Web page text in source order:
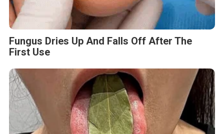
Fungus Dries Up And Falls Off After The
First Use